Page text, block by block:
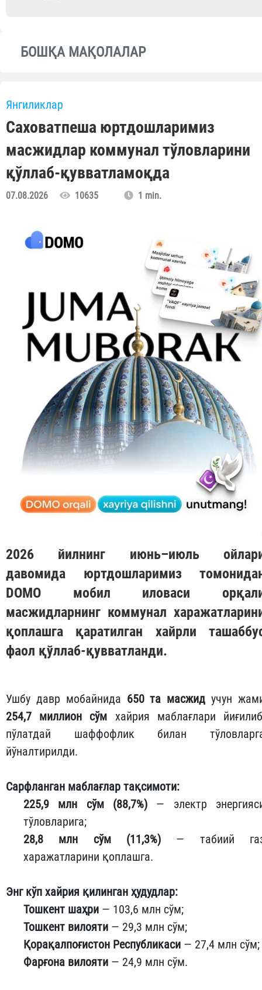
БОШҚА МАҚОЛАЛАР
Янгиликлар
Саховатпеша юртдошларимиз
масжидлар коммунал тўловларини
қўллаб-қувватламоқда
07.08.2026 10635 1 min.
2026 йилнинг июнь–июль
давомида юртдошларимиз
DOMO мобил иловаси
масжидларнинг коммунал
қоплашга қаратилган хайрли
фаол қўллаб-қувватланди.
Ушбу давр мобайнида 650 та масжид учун
254,7 миллион сўм хайрия маблағлари
пўлатдай шаффофлик билан
йўналтирилди.
Сарфланган маблағлар тақсимоти:
225,9 млн сўм (88,7%) — электр
тўловларига;
28,8 млн сўм (11,3%) — табиий
харажатларини қоплашга.
Энг кўп хайрия қилинган ҳудудлар:
Тошкент шаҳри — 103,6 млн сўм;
Тошкент вилояти — 29,3 млн сўм;
Қорақалпоғистон Республикаси — 27,4 млн сўм;
Фарғона вилояти — 24,9 млн сўм.